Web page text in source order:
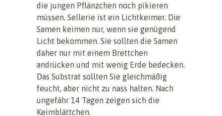
die jungen Pflänzchen noch pikieren
müssen. Sellerie ist ein Lichtkeimer. Die
Samen keimen nur, wenn sie genügend
Licht bekommen. Sie sollten die Samen
daher nur mit einem Brettchen
andrücken und mit wenig Erde bedecken.
Das Substrat sollten Sie gleichmäßig
feucht, aber nicht zu nass halten. Nach
ungefähr 14 Tagen zeigen sich die
Keimblättchen.